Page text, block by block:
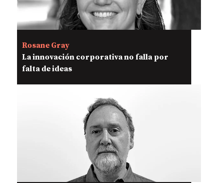
Rosane Gray
La innovación corporativa no falla por
falta de ideas